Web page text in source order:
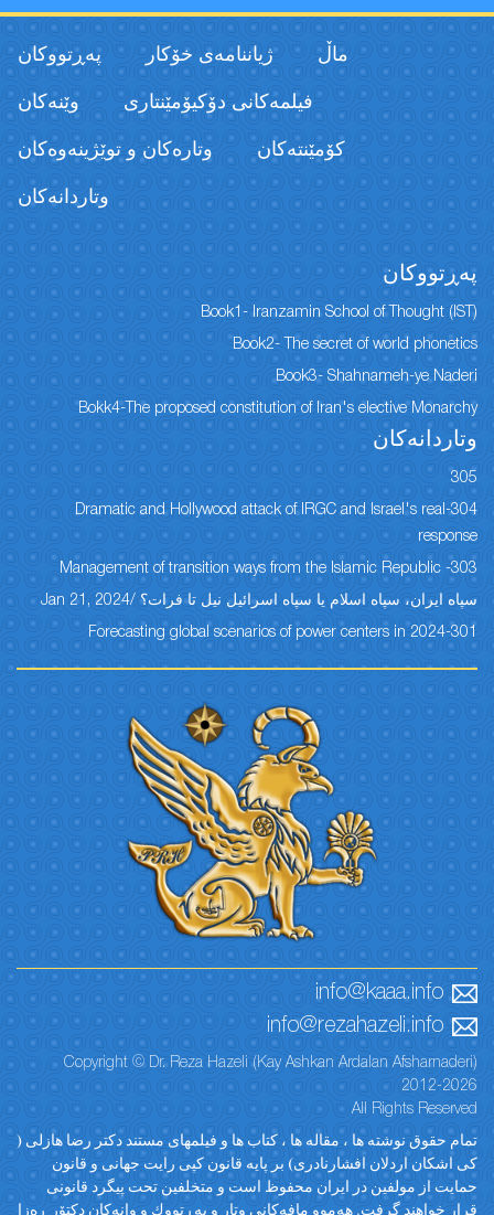
ماڵ ژیاننامەی خۆکار پەڕتووكان
فیلمەكانی دۆکیۆمێنتاری وێنەکان
كۆمێنتەكان وتارەکان و توێژینەوەکان
وتاردانەكان
پەڕتووكان
Book1- Iranzamin School of Thought (IST)
Book2- The secret of world phonetics
Book3- Shahnameh-ye Naderi
Bokk4-The proposed constitution of Iran's elective Monarchy
وتاردانەكان
305
304-Dramatic and Hollywood attack of IRGC and Israel's real
response
303- Management of transition ways from the Islamic Republic
سپاه ایران، سپاه اسلام یا سپاه اسرائیل نیل تا فرات؟ /Jan 21, 2024
301-Forecasting global scenarios of power centers in 2024
info@kaaa.info
info@rezahazeli.info
Copyright © Dr. Reza Hazeli (Kay Ashkan Ardalan Afsharnaderi)
2012-2026
All Rights Reserved
تمام حقوق نوشته ها ، مقاله ها ، کتاب ها و فیلمهای مستند دکتر رضا هازلی (
کی اشکان اردلان افشارنادری) بر پایه قانون کپی رایت جهانی و قانون
حمایت از مولفین در ایران محفوظ است و متخلفین تحت پیگرد قانونی
قرار خواهند گرفت. ‎هەموو مافەکانی وتار و پەڕتووك و وانەکان دکتۆر ڕەزا